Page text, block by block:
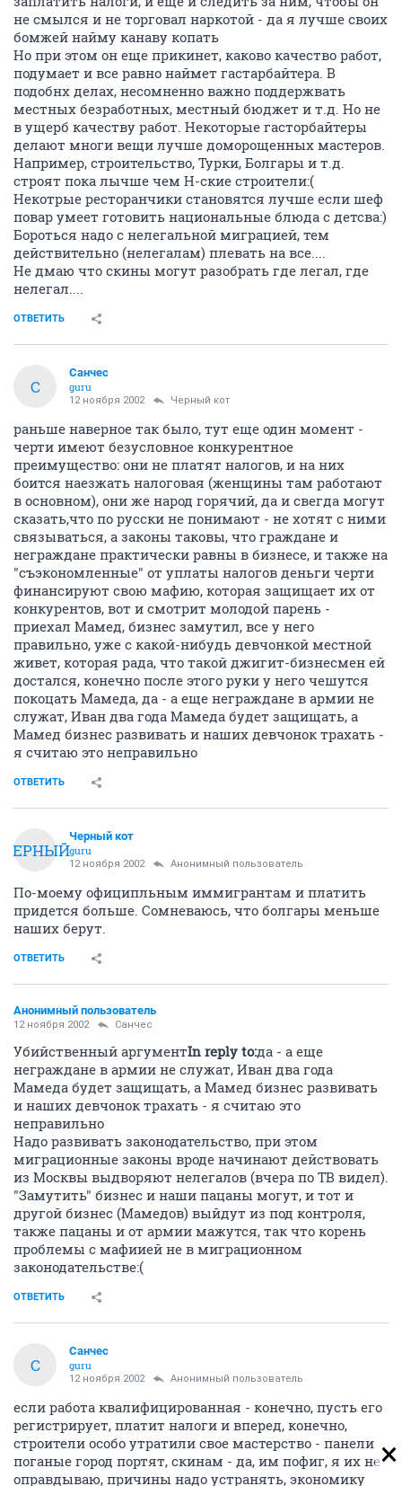
не смылся и не торговал наркотой - да я лучше своих
бомжей найму канаву копать
Но при этом он еще прикинет, каково качество работ,
подумает и все равно наймет гастарбайтера. В
подобнх делах, несомненно важно поддержвать
местных безработных, местный бюджет и т.д. Но не
в ущерб качеству работ. Некоторые гасторбайтеры
делают многи вещи лучше доморощенных мастеров.
Например, строительство, Турки, Болгары и т.д.
строят пока лычше чем Н-ские строители:(
Некотрые ресторанчики становятся лучше если шеф
повар умеет готовить национальные блюда с детсва:)
Бороться надо с нелегальной миграцией, тем
действительно (нелегалам) плевать на все....
Не дмаю что скины могут разобрать где легал, где
нелегал....
ОТВЕТИТЬ
С
Санчес
guru
12 ноября 2002 Черный кот
раньше наверное так было, тут еще один момент -
черти имеют безусловное конкурентное
преимущество: они не платят налогов, и на них
боится наезжать налоговая (женщины там работают
в основном), они же народ горячий, да и свегда могут
сказать,что по русски не понимают - не хотят с ними
связываться, а законы таковы, что граждане и
неграждане практически равны в бизнесе, и также на
"съэкономленные" от уплаты налогов деньги черти
финансируют свою мафию, которая защищает их от
конкурентов, вот и смотрит молодой парень -
приехал Мамед, бизнес замутил, все у него
правильно, уже с какой-нибудь девчонкой местной
живет, которая рада, что такой джигит-бизнесмен ей
достался, конечно после этого руки у него чешутся
покоцать Мамеда, да - а еще неграждане в армии не
служат, Иван два года Мамеда будет защищать, а
Мамед бизнес развивать и наших девчонок трахать -
я считаю это неправильно
ОТВЕТИТЬ
ЧЕРНЫЙ
Черный кот
guru
12 ноября 2002 Анонимный пользователь
По-моему официпльным иммигрантам и платить
придется больше. Сомневаюсь, что болгары меньше
наших берут.
ОТВЕТИТЬ
Анонимный пользователь
12 ноября 2002 Санчес
Убийственный аргументIn reply to:да - а еще
неграждане в армии не служат, Иван два года
Мамеда будет защищать, а Мамед бизнес развивать
и наших девчонок трахать - я считаю это
неправильно
Надо развивать законодательство, при этом
миграционные законы вроде начинают действовать
из Москвы выдворяют нелегалов (вчера по ТВ видел).
"Замутить" бизнес и наши пацаны могут, и тот и
другой бизнес (Мамедов) выйдут из под контроля,
также пацаны и от армии мажутся, так что корень
проблемы с мафиией не в миграционном
законодательстве:(
ОТВЕТИТЬ
С
Санчес
guru
12 ноября 2002 Анонимный пользователь
если работа квалифицированная - конечно, пусть его
регистрирует, платит налоги и вперед, конечно,
строители особо утратили свое мастерство - панели
поганые город портят, скинам - да, им пофиг, я их не
оправдываю, причины надо устранять, экономику